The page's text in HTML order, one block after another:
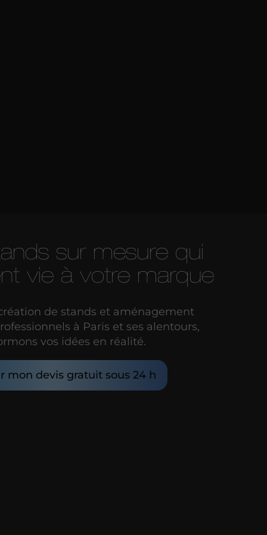
sur mesure qui
vie à votre marque
de stands et aménagement
à Paris et ses alentours,
vos idées en réalité.
mon devis gratuit sous 24 h